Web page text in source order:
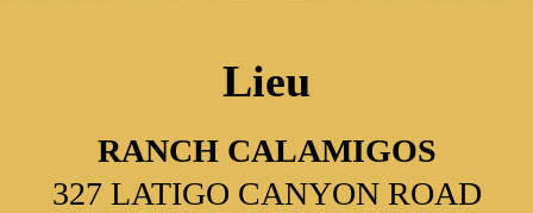
Lieu
RANCH CALAMIGOS
327 LATIGO CANYON ROAD